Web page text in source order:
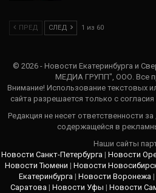
ПРЕД СЛЕД 1 из 60
© 2026 - Новости Екатеринбурга и
МЕДИА ГРУПП", ООО. Все
Внимание! Использование текстовых
сайта разрешается только c согласия
Редакция не несет ответственности
содержащейся в
Наши сайты
Новости Санкт-Петербурга | Новости
Новости Тюмени | Новости
Екатеринбурга | Новости Воронежа |
Саратова| Новости Уфы | Новости